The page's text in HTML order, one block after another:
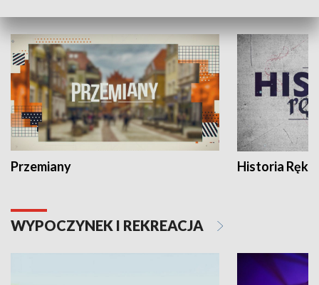
Przemiany Historia Ręką
WYPOCZYNEK I REKREACJA